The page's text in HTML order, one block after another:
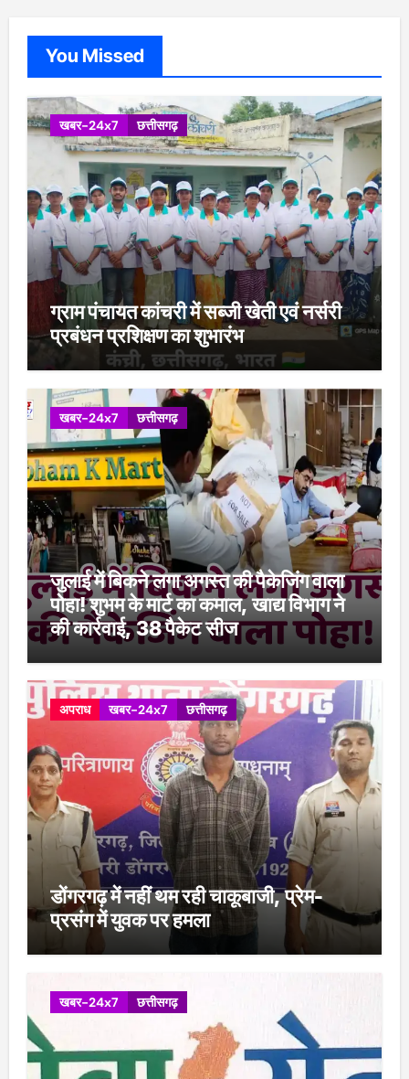
You Missed
खबर-24x7 छत्तीसगढ़
ग्राम पंचायत कांचरी में सब्जी खेती एवं नर्सरी
प्रबंधन प्रशिक्षण का शुभारंभ
खबर-24x7 छत्तीसगढ़
जुलाई में बिकने लगा अगस्त की पैकेजिंग वाला
पोहा! शुभम के मार्ट का कमाल, खाद्य विभाग ने
की कार्रवाई, 38 पैकेट सीज
अपराध खबर-24x7 छत्तीसगढ़
डोंगरगढ़ में नहीं थम रही चाकूबाजी, प्रेम-
प्रसंग में युवक पर हमला
खबर-24x7 छत्तीसगढ़